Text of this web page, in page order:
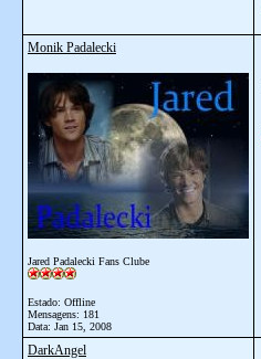
Monik Padalecki
Jared Padalecki Fans Clube
Estado: Offline
Mensagens: 181
Data: Jan 15, 2008
DarkAngel